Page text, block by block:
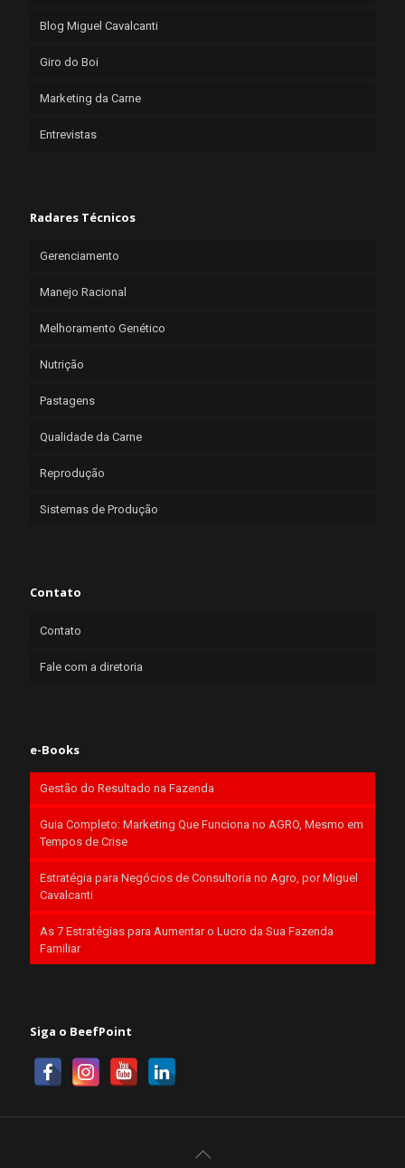
Blog Miguel Cavalcanti
Giro do Boi
Marketing da Carne
Entrevistas
Radares Técnicos
Gerenciamento
Manejo Racional
Melhoramento Genético
Nutrição
Pastagens
Qualidade da Carne
Reprodução
Sistemas de Produção
Contato
Contato
Fale com a diretoria
e-Books
Gestão do Resultado na Fazenda
Guia Completo: Marketing Que Funciona no AGRO, Mesmo em
Tempos de Crise
Estratégia para Negócios de Consultoria no Agro, por Miguel
Cavalcanti
As 7 Estratégias para Aumentar o Lucro da Sua Fazenda
Familiar
Siga o BeefPoint